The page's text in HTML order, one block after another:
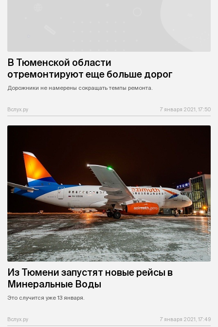
В Тюменской области
отремонтируют еще больше дорог
Дорожники не намерены сокращать темпы ремонта.
Вслух.ру 7 января 2021, 17:50
Из Тюмени запустят новые рейсы в
Минеральные Воды
Это случится уже 13 января.
Вслух.ру 7 января 2021, 17:49